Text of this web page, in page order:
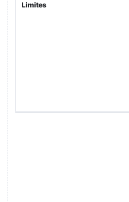
Limites